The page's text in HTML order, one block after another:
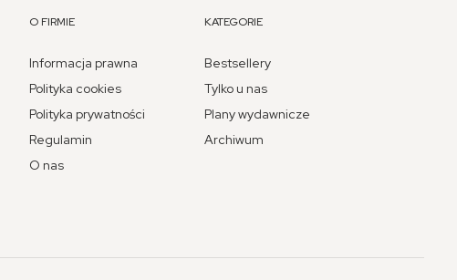
O FIRMIE
Informacja prawna
Polityka cookies
Polityka prywatności
Regulamin
O nas
KATEGORIE
Bestsellery
Tylko u nas
Plany wydawnicze
Archiwum